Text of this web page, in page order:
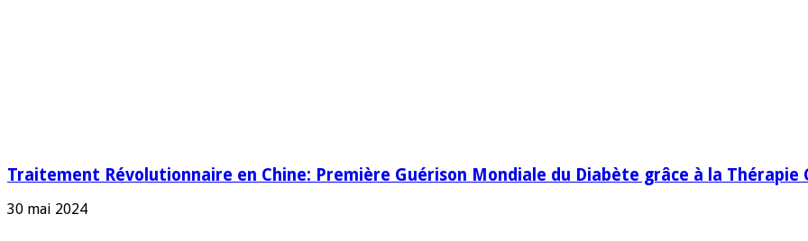
Traitement Révolutionnaire en Chine: Première Guérison Mondiale du Diabète grâce à la Thérapie
30 mai 2024